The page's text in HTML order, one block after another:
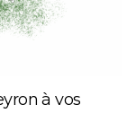
à vos